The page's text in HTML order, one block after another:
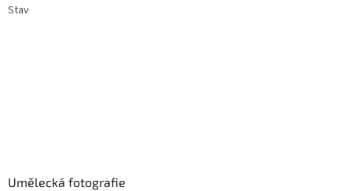
Stav
Umělecká fotografie